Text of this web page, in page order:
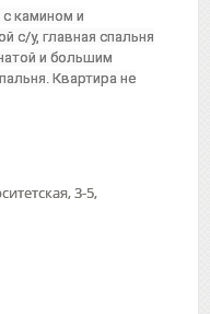
с камином и
с/у, главная спальня
и большим
Квартира не
3-5,